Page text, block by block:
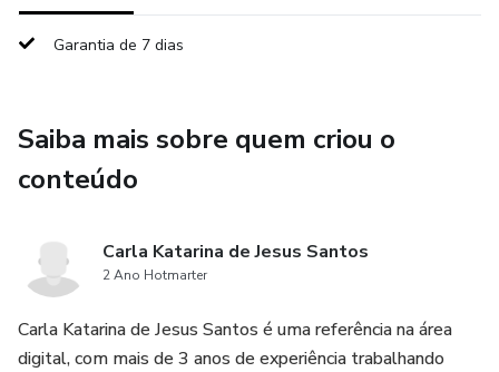
faça as melhores escolhas para seu negócio. Vale ressaltar
Não perca mais tempo e adquira agora mesmo o Catálogo
- Fornecedores de Pijamas! Tenha sucesso em suas
Garantia de 7 dias
Saiba mais sobre quem criou o
conteúdo
Carla Katarina de Jesus Santos
2 Ano Hotmarter
Carla Katarina de Jesus Santos é uma referência na área
digital, com mais de 3 anos de experiência trabalhando